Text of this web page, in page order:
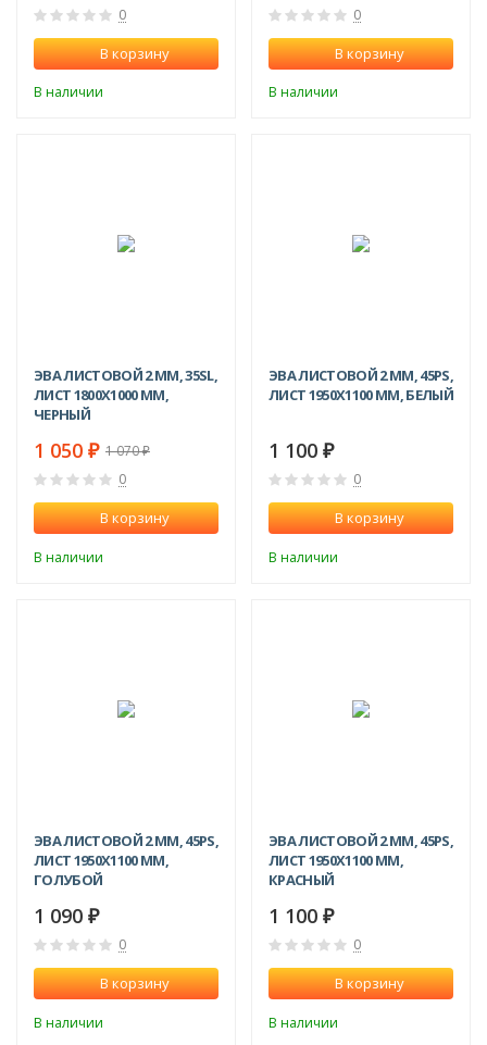
0
В корзину
В наличии
0
В корзину
В наличии
ЭВА ЛИСТОВОЙ 2 ММ, 35SL,
ЛИСТ 1800Х1000 ММ,
ЧЕРНЫЙ
1 050 ₽ 1 070₽
0
В корзину
В наличии
ЭВА ЛИСТОВОЙ 2 ММ, 45PS,
ЛИСТ 1950Х1100 ММ, БЕЛЫЙ
1 100 ₽
0
В корзину
В наличии
ЭВА ЛИСТОВОЙ 2 ММ, 45PS,
ЛИСТ 1950Х1100 ММ,
ГОЛУБОЙ
1 090 ₽
0
В корзину
В наличии
ЭВА ЛИСТОВОЙ 2 ММ, 45PS,
ЛИСТ 1950Х1100 ММ,
КРАСНЫЙ
1 100 ₽
0
В корзину
В наличии